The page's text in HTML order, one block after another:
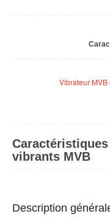
Vibrateur
vibrants MVB
Description